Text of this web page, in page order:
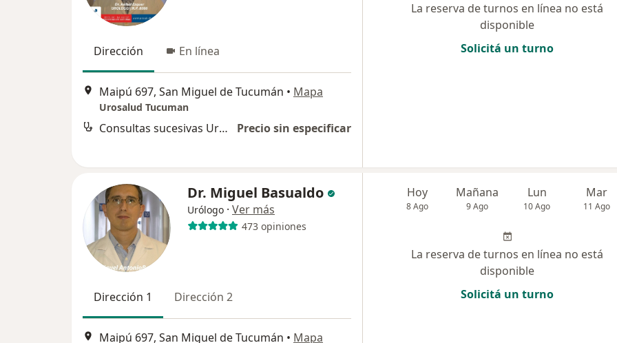
Dirección En línea
Maipú 697, San Miguel de Tucumán • Mapa
Urosalud Tucuman
Consultas sucesivas Urología Precio sin especificar
La reserva de turnos en línea no está
disponible
Solicitá un turno
Dr. Miguel Basualdo
Urólogo · Ver más
473 opiniones
Dirección 1 Dirección 2
Maipú 697, San Miguel de Tucumán • Mapa
Hoy
8 Ago
Mañana
9 Ago
Lun
10 Ago
Mar
11 Ago
La reserva de turnos en línea no está
disponible
Solicitá un turno